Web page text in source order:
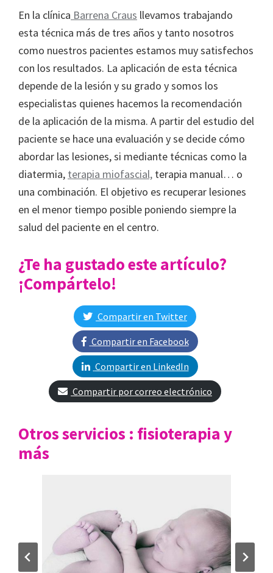
En la clínica Barrena Craus llevamos trabajando
esta técnica más de tres años y tanto nosotros
como nuestros pacientes estamos muy satisfechos
con los resultados. La aplicación de esta técnica
depende de la lesión y su grado y somos los
especialistas quienes hacemos la recomendación
de la aplicación de la misma. A partir del estudio del
paciente se hace una evaluación y se decide cómo
abordar las lesiones, si mediante técnicas como la
diatermia, terapia miofascial, terapia manual… o
una combinación. El objetivo es recuperar lesiones
en el menor tiempo posible poniendo siempre la
salud del paciente en el centro.
¿Te ha gustado este artículo?
¡Compártelo!
Compartir en Twitter
Compartir en Facebook
Compartir en LinkedIn
Compartir por correo electrónico
Otros servicios : fisioterapia y
más